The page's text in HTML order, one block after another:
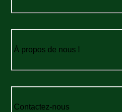
À propos de nous !
Contactez-nous